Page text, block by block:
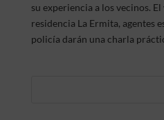
su experiencia a los vecinos.
residencia La Ermita, agentes
policía darán una charla